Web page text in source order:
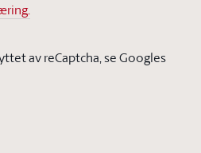
av reCaptcha, se Googles